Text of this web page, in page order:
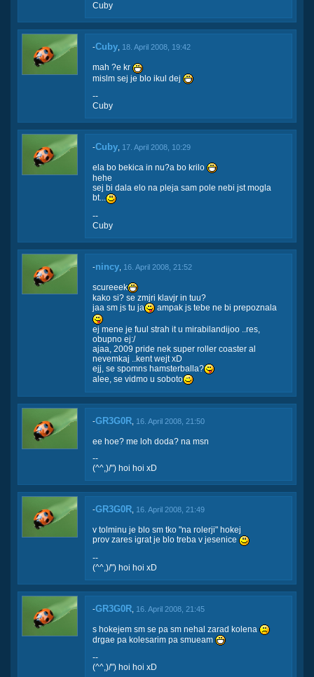
Cuby
-Cuby 18. April 2008, 19:42
mah ?e kr
mislm sej je blo ikul dej
--
Cuby
-Cuby 17. April 2008, 10:29
ela bo bekica in nu?a bo krilo
hehe
sej bi dala elo na pleja sam pole nebi jst mogla
bt...
--
Cuby
-nincy 16. April 2008, 21:52
scureeek
kako si? se zmjri klavjr in tuu?
jaa sm js tu ja
ampak js tebe ne bi prepoznala
ej mene je fuul strah it u mirabilandijoo ..res,
obupno ej:/
ajaa, 2009 pride nek super roller coaster al
nevemkaj ..kent wejt xD
ejj, se spomns hamsterballa?
alee, se vidmo u soboto
-GR3G0R 16. April 2008, 21:50
ee hoe? me loh doda? na msn
--
(^^,)/") hoi hoi xD
-GR3G0R 16. April 2008, 21:49
v tolminu je blo sm tko "na rolerji" hokej
prov zares igrat je blo treba v jesenice
--
(^^,)/") hoi hoi xD
-GR3G0R 16. April 2008, 21:45
s hokejem sm se pa sm nehal zarad kolena
drgae pa kolesarim pa smueam
--
(^^,)/") hoi hoi xD